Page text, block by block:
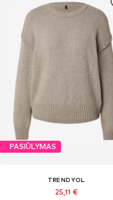
PASIŪLYMAS
TRENDYOL
25,11 €